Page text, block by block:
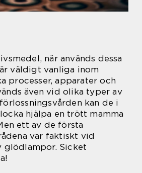
när används dessa
väldigt vanliga inom
processer, apparater och
även vid olika typer av
kan de i
hjälpa en trött mamma
ett av de första
var faktiskt vid
glödlampor. Sicket